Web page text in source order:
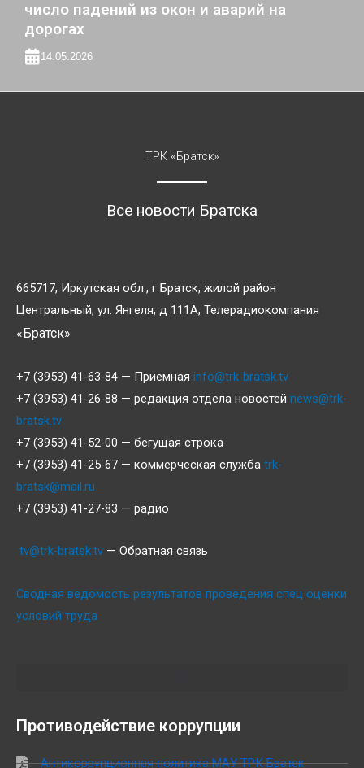
число падений из окон и аварий на
дорогах
14.05.2026
ТРК «Братск»
Все новости Братска
665717, Иркутская обл., г Братск, жилой район
Центральный, ул. Янгеля, д 111А, Телерадиокомпания
«Братск»
+7 (3953) 41-63-84 — Приемная info@trk-bratsk.tv
+7 (3953) 41-26-88 — редакция отдела новостей news@trk-
bratsk.tv
+7 (3953) 41-52-00 — бегущая строка
+7 (3953) 41-25-67 — коммерческая служба trk-
bratsk@mail.ru
+7 (3953) 41-27-83 — радио
tv@trk-bratsk.tv — Обратная связь
Сводная ведомость результатов проведения спец оценки
условий труда
Противодействие коррупции
Антикоррупционная политика МАУ ТРК Братск